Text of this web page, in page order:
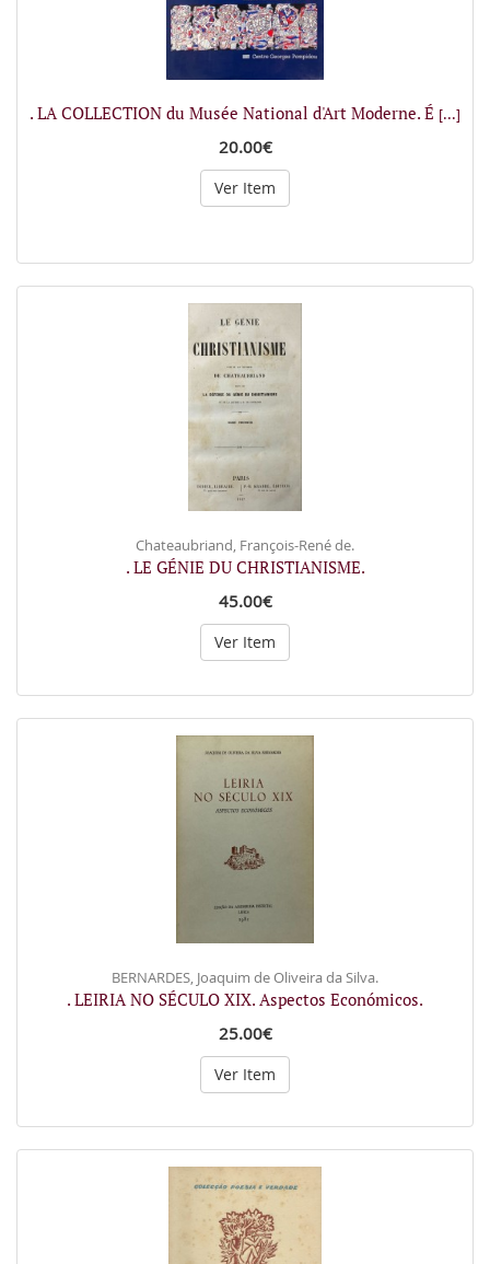
. LA COLLECTION du Musée National d'Art Moderne. É [...]
20.00€
Ver Item
Chateaubriand, François-René de.
. LE GÉNIE DU CHRISTIANISME.
45.00€
Ver Item
BERNARDES, Joaquim de Oliveira da Silva.
. LEIRIA NO SÉCULO XIX. Aspectos Económicos.
25.00€
Ver Item